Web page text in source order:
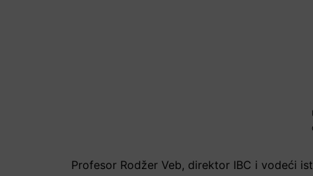
Profesor Rodžer Veb, direktor IBC i vodeći